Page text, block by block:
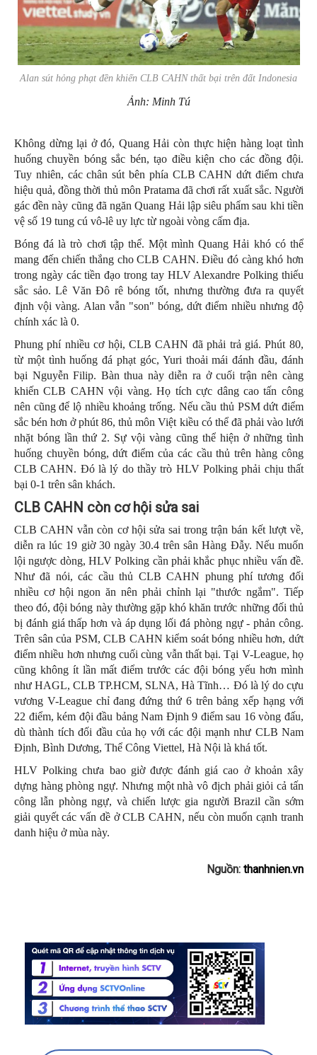
Alan sút hỏng phạt đền khiến CLB CAHN thất bại trên đất Indonesia
Ảnh: Minh Tú
Không dừng lại ở đó, Quang Hải còn thực hiện hàng loạt tình
huống chuyền bóng sắc bén, tạo điều kiện cho các đồng đội.
Tuy nhiên, các chân sút bên phía CLB CAHN dứt điểm chưa
hiệu quả, đồng thời thủ môn Pratama đã chơi rất xuất sắc. Người
gác đền này cũng đã ngăn Quang Hải lập siêu phẩm sau khi tiền
vệ số 19 tung cú vô-lê uy lực từ ngoài vòng cấm địa.
Bóng đá là trò chơi tập thể. Một mình Quang Hải khó có thể
mang đến chiến thắng cho CLB CAHN. Điều đó càng khó hơn
trong ngày các tiền đạo trong tay HLV Alexandre Polking thiếu
sắc sảo. Lê Văn Đô rê bóng tốt, nhưng thường đưa ra quyết
định vội vàng. Alan vẫn "son" bóng, dứt điểm nhiều nhưng độ
chính xác là 0.
Phung phí nhiều cơ hội, CLB CAHN đã phải trả giá. Phút 80,
từ một tình huống đá phạt góc, Yuri thoải mái đánh đầu, đánh
bại Nguyễn Filip. Bàn thua này diễn ra ở cuối trận nên càng
khiến CLB CAHN vội vàng. Họ tích cực dâng cao tấn công
nên cũng để lộ nhiều khoảng trống. Nếu cầu thủ PSM dứt điểm
sắc bén hơn ở phút 86, thủ môn Việt kiều có thể đã phải vào lưới
nhặt bóng lần thứ 2. Sự vội vàng cũng thể hiện ở những tình
huống chuyền bóng, dứt điểm của các cầu thủ trên hàng công
CLB CAHN. Đó là lý do thầy trò HLV Polking phải chịu thất
bại 0-1 trên sân khách.
CLB CAHN còn cơ hội sửa sai
CLB CAHN vẫn còn cơ hội sửa sai trong trận bán kết lượt về,
diễn ra lúc 19 giờ 30 ngày 30.4 trên sân Hàng Đẫy. Nếu muốn
lội ngược dòng, HLV Polking cần phải khắc phục nhiều vấn đề.
Như đã nói, các cầu thủ CLB CAHN phung phí tương đối
nhiều cơ hội ngon ăn nên phải chỉnh lại "thước ngắm". Tiếp
theo đó, đội bóng này thường gặp khó khăn trước những đối thủ
bị đánh giá thấp hơn và áp dụng lối đá phòng ngự - phản công.
Trên sân của PSM, CLB CAHN kiểm soát bóng nhiều hơn, dứt
điểm nhiều hơn nhưng cuối cùng vẫn thất bại. Tại V-League, họ
cũng không ít lần mất điểm trước các đội bóng yếu hơn mình
như HAGL, CLB TP.HCM, SLNA, Hà Tĩnh… Đó là lý do cựu
vương V-League chỉ đang đứng thứ 6 trên bảng xếp hạng với
22 điểm, kém đội đầu bảng Nam Định 9 điểm sau 16 vòng đấu,
dù thành tích đối đầu của họ với các đội mạnh như CLB Nam
Định, Bình Dương, Thể Công Viettel, Hà Nội là khá tốt.
HLV Polking chưa bao giờ được đánh giá cao ở khoản xây
dựng hàng phòng ngự. Nhưng một nhà vô địch phải giỏi cả tấn
công lẫn phòng ngự, và chiến lược gia người Brazil cần sớm
giải quyết các vấn đề ở CLB CAHN, nếu còn muốn cạnh tranh
danh hiệu ở mùa này.
Nguồn: thanhnien.vn